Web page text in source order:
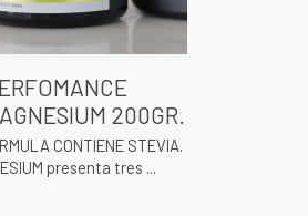
200GR.
CONTIENE STEVIA.
presenta tres ...